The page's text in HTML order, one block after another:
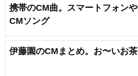
携帯のCM曲。スマートフォン
CMソング
伊藤園のCMまとめ。お〜いお